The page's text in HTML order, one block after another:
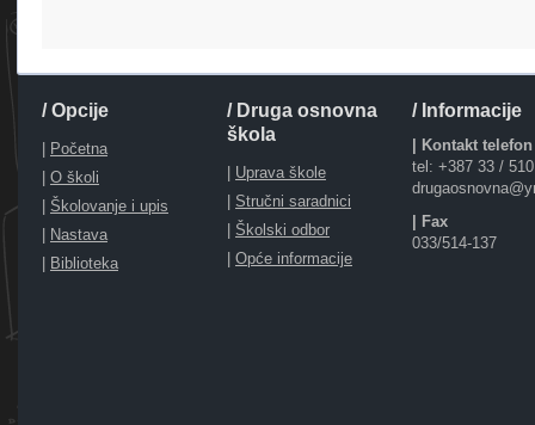
/ Opcije
Početna
O školi
Školovanje i upis
Nastava
Biblioteka
/ Druga osnovna
škola
Uprava škole
Stručni saradnici
Školski odbor
Opće informacije
/ Informacije
| Kontakt telefon
tel: +387 33 /
| Fax
033/514-137